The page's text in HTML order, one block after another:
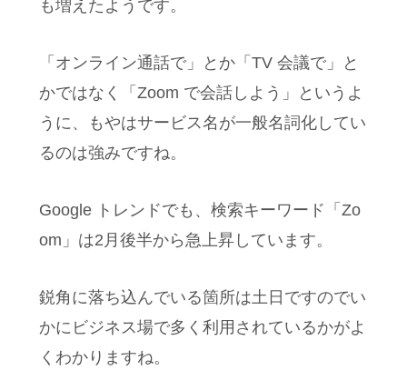
も増えたようです。
「オンライン通話で」とか「TV 会議で」と
かではなく「Zoom で会話しよう」というよ
うに、もやはサービス名が一般名詞化してい
るのは強みですね。
Google トレンドでも、検索キーワード「Zo
om」は2月後半から急上昇しています。
鋭角に落ち込んでいる箇所は土日ですのでい
かにビジネス場で多く利用されているかがよ
くわかりますね。